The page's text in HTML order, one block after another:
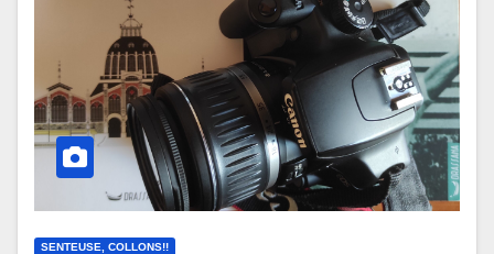
SENTEUSE, COLLONS!!